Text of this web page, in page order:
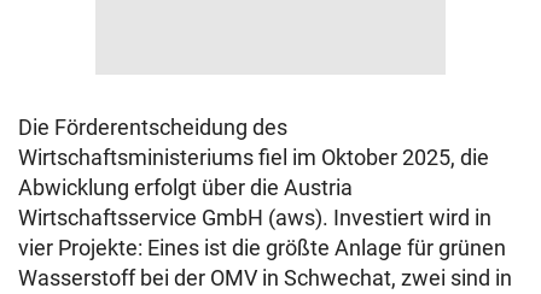
Die Förderentscheidung des
Wirtschaftsministeriums fiel im Oktober 2025, die
Abwicklung erfolgt über die Austria
Wirtschaftsservice GmbH (aws). Investiert wird in
vier Projekte: Eines ist die größte Anlage für grünen
Wasserstoff bei der OMV in Schwechat, zwei sind in